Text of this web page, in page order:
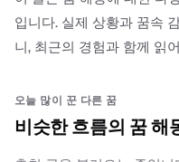
입니다. 실제 상황과 꿈속
니, 최근의 경험과 함께 읽
오늘 많이 꾼 다른 꿈
비슷한 흐름의 꿈 해